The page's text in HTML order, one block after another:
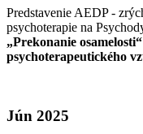
Predstavenie AEDP -
psychoterapie na
„Prekonanie
psychoterapeutického
Jún 2025